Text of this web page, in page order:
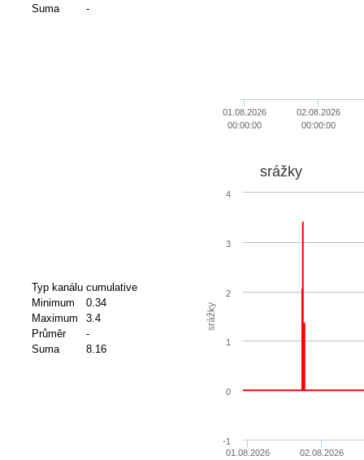
Suma
-
01.08.2026
00:00:00
02.08.2026
00:00:00
Typ kanálu cumulative
Minimum
0.34
Maximum
3.4
Průměr
-
Suma
8.16
srážky
srážky
01.08.2026 02.08.2026
-1
0
1
2
3
4